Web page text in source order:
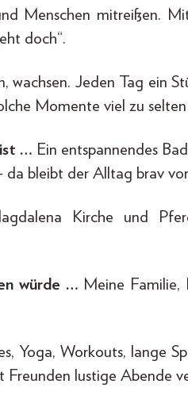
Menschen mitreißen.
doch“.
wachsen. Jeden Tag ein
Momente viel zu selten
ist … Ein entspannendes
da bleibt der Alltag brav
Kirche und
würde … Meine Familie,
Yoga, Workouts, lange
lustige Abende